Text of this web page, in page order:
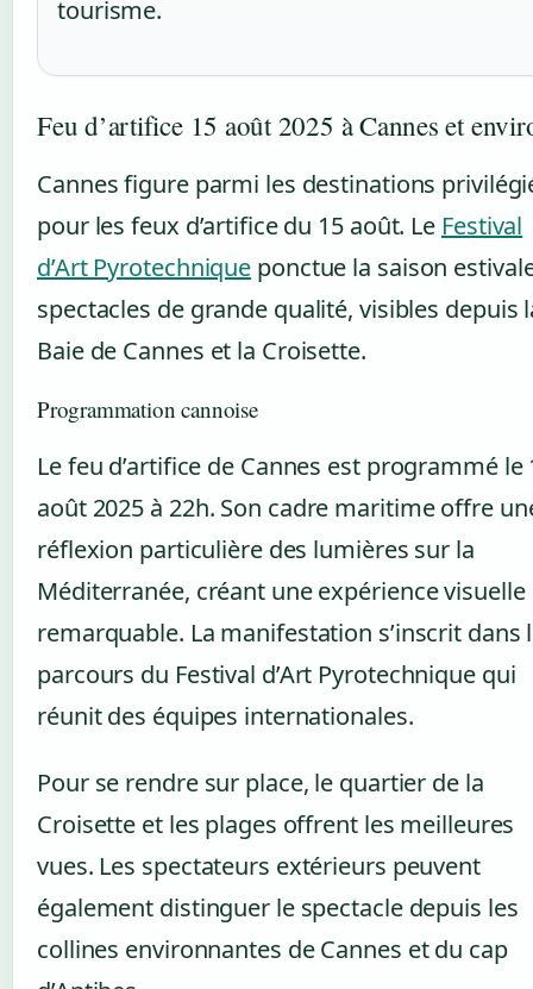
tourisme.
Feu d’artifice 15 août 2025 à Cannes et
Cannes figure parmi les destinations
pour les feux d’artifice du 15 août. Le Festival
d’Art Pyrotechnique ponctue la saison
spectacles de grande qualité, visibles depuis
Baie de Cannes et la Croisette.
Programmation cannoise
Le feu d’artifice de Cannes est programmé le
août 2025 à 22h. Son cadre maritime offre
réflexion particulière des lumières sur la
Méditerranée, créant une expérience visuelle
remarquable. La manifestation s’inscrit dans
parcours du Festival d’Art Pyrotechnique qui
réunit des équipes internationales.
Pour se rendre sur place, le quartier de la
Croisette et les plages offrent les meilleures
vues. Les spectateurs extérieurs peuvent
également distinguer le spectacle depuis les
collines environnantes de Cannes et du cap